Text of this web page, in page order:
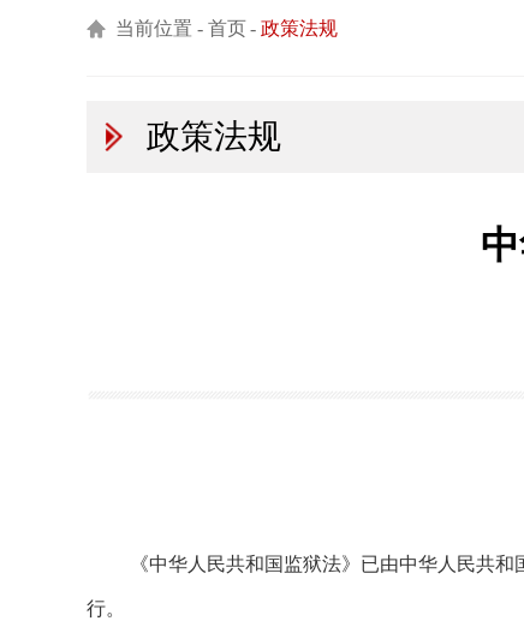
当前位置 - 首页- 政策法规
政策法规
《中华人民共和国监狱法》已由中华人民共
行。